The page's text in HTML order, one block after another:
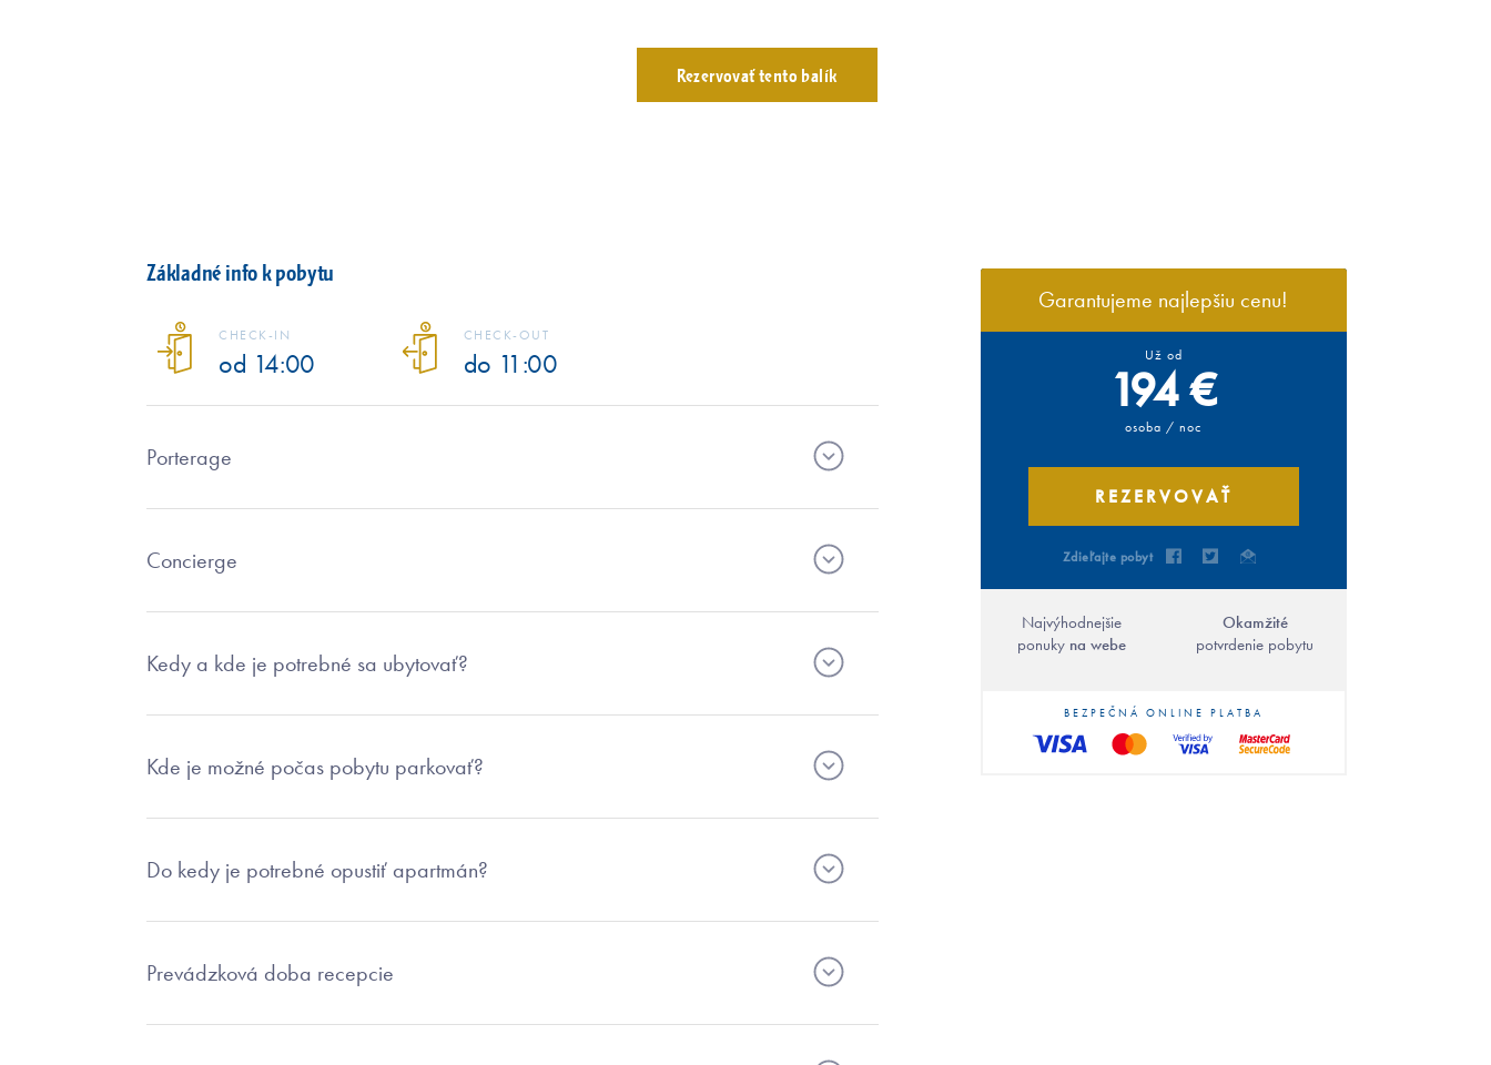
Rezervovať tento balík
Základné info k pobytu
CHECK-IN
od 14:00
CHECK-OUT
do 11:00
Porterage
Concierge
Kedy a kde je potrebné sa ubytovať?
Kde je možné počas pobytu parkovať?
Do kedy je potrebné opustiť apartmán?
Prevádzková doba recepcie
Garantujeme najlepšiu cenu!
Už od
194 €
osoba / noc
REZERVOVAŤ
Zdieľajte pobyt
Najvýhodnejšie
ponuky na webe
Okamžité
potvrdenie pobytu
BEZPEČNÁ ONLINE PLATBA